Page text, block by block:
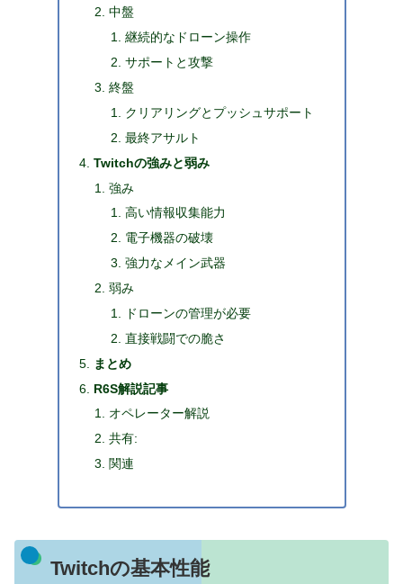
中盤
継続的なドローン操作
サポートと攻撃
終盤
クリアリングとプッシュサポート
最終アサルト
Twitchの強みと弱み
強み
高い情報収集能力
電子機器の破壊
強力なメイン武器
弱み
ドローンの管理が必要
直接戦闘での脆さ
まとめ
R6S解説記事
オペレーター解説
共有:
関連
Twitchの基本性能